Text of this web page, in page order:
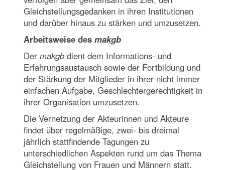
Gleichstellungsgedanken in ihren Institutionen
und darüber hinaus zu stärken und umzusetzen.
Arbeitsweise desmakgb
Dermakgb dient dem Informations- und
Erfahrungsaustausch sowie der Fortbildung und
der Stärkung der Mitglieder in ihrer nicht immer
einfachen Aufgabe, Geschlechtergerechtigkeit in
ihrer Organisation umzusetzen.
Die Vernetzung der Akteurinnen und Akteure
findet über regelmäßige, zwei- bis dreimal
jährlich stattfindende Tagungen zu
unterschiedlichen Aspekten rund um das Thema
Gleichstellung von Frauen und Männern statt.